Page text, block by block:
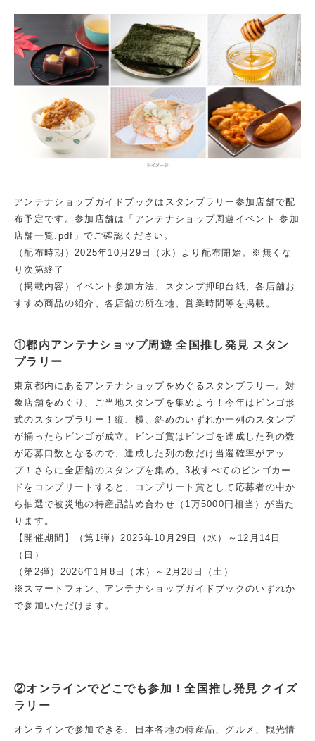
アンテナショップガイドブックはスタンプラリー参加店舗で配
布予定です。参加店舗は「アンテナショップ周遊イベント 参加
店舗一覧.pdf」でご確認ください。
（配布時期）2025年10月29日（水）より配布開始。※無くな
り次第終了
（掲載内容）イベント参加方法、スタンプ押印台紙、各店舗お
すすめ商品の紹介、各店舗の所在地、営業時間等を掲載。
①都内アンテナショップ周遊 全国推し発見 スタン
プラリー
東京都内にあるアンテナショップをめぐるスタンプラリー。対
象店舗をめぐり、ご当地スタンプを集めよう！今年はビンゴ形
式のスタンプラリー！縦、横、斜めのいずれか一列のスタンプ
が揃ったらビンゴが成立。ビンゴ賞はビンゴを達成した列の数
が応募口数となるので、達成した列の数だけ当選確率がアッ
プ！さらに全店舗のスタンプを集め、3枚すべてのビンゴカー
ドをコンプリートすると、コンプリート賞として応募者の中か
ら抽選で被災地の特産品詰め合わせ（1万5000円相当）が当た
ります。
【開催期間】（第1弾）2025年10月29日（水）～12月14日
（日）
（第2弾）2026年1月8日（木）～2月28日（土）
※スマートフォン、アンテナショップガイドブックのいずれか
で参加いただけます。
②オンラインでどこでも参加！全国推し発見 クイズ
ラリー
オンラインで参加できる、日本各地の特産品、グルメ、観光情